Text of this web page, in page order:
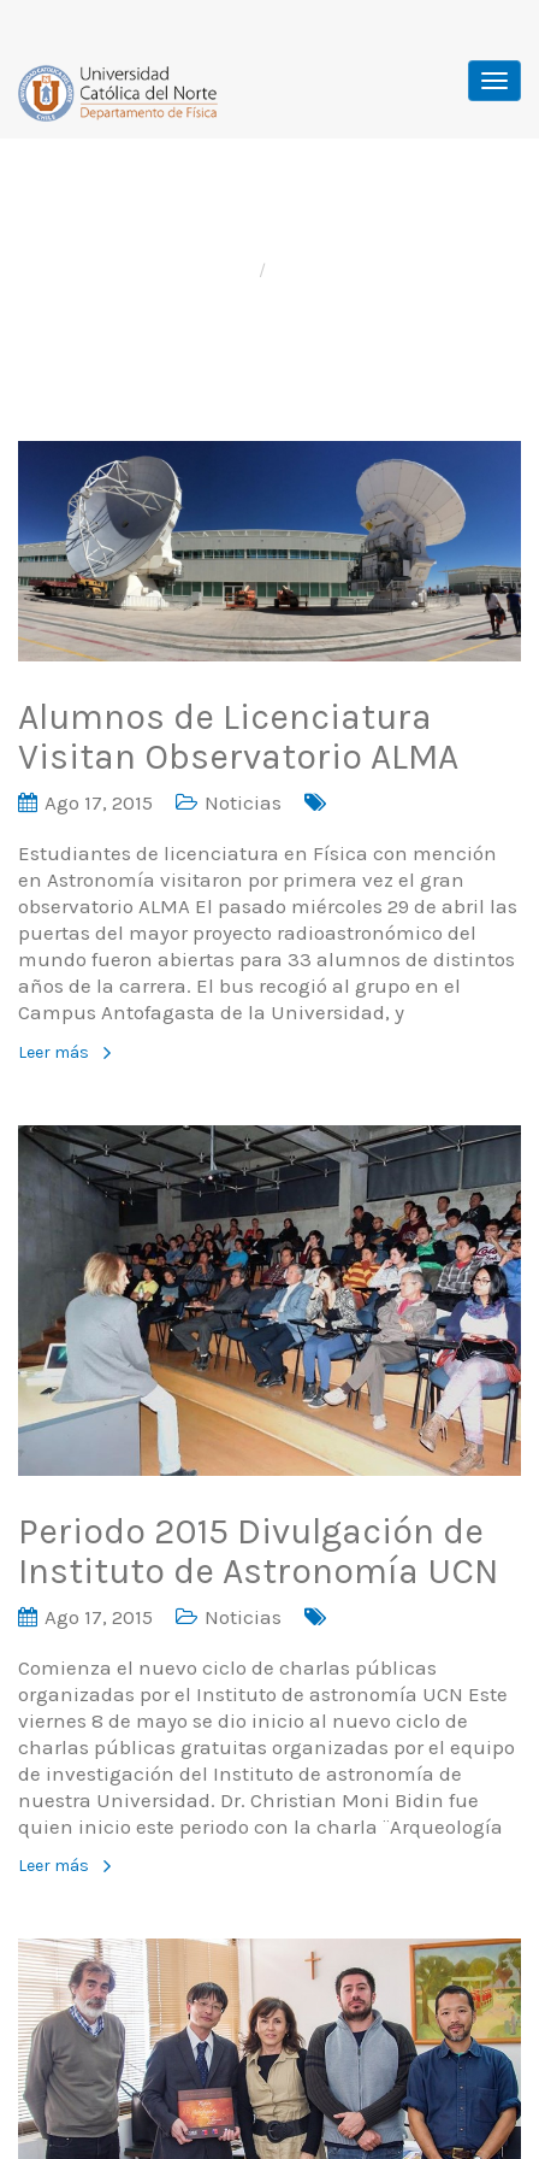
Alumnos de Licenciatura
Visitan Observatorio ALMA
Ago 17, 2015 Noticias
Estudiantes de licenciatura en Física con mención
en Astronomía visitaron por primera vez el gran
observatorio ALMA El pasado miércoles 29 de abril las
puertas del mayor proyecto radioastronómico del
mundo fueron abiertas para 33 alumnos de distintos
años de la carrera. El bus recogió al grupo en el
Campus Antofagasta de la Universidad, y
Leer más
Periodo 2015 Divulgación de
Instituto de Astronomía UCN
Ago 17, 2015 Noticias
Comienza el nuevo ciclo de charlas públicas
organizadas por el Instituto de astronomía UCN Este
viernes 8 de mayo se dio inicio al nuevo ciclo de
charlas públicas gratuitas organizadas por el equipo
de investigación del Instituto de astronomía de
nuestra Universidad. Dr. Christian Moni Bidin fue
quien inicio este periodo con la charla ¨Arqueología
Leer más